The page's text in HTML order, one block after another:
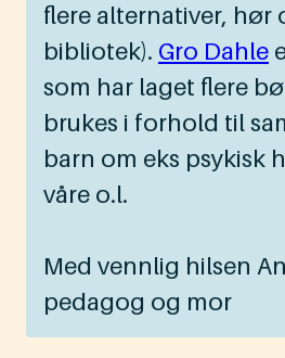
flere alternativer, hør
bibliotek). Gro Dahle
som har laget flere
brukes i forhold til
barn om eks psykisk
våre o.l.
Med vennlig hilsen
pedagog og mor